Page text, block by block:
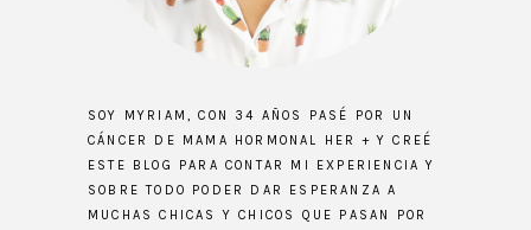
SOY MYRIAM, CON 34 AÑOS PASÉ POR UN
CÁNCER DE MAMA HORMONAL HER + Y CREÉ
ESTE BLOG PARA CONTAR MI EXPERIENCIA Y
SOBRE TODO PODER DAR ESPERANZA A
MUCHAS CHICAS Y CHICOS QUE PASAN POR